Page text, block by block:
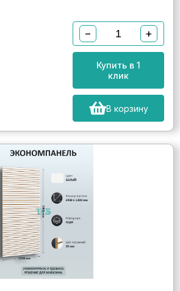
− +
Купить в 1
клик
В корзину